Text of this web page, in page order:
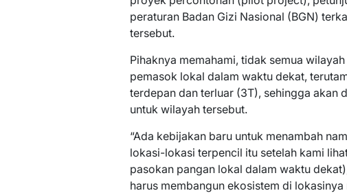
peraturan Badan Gizi Nasional (BGN)
tersebut.
Pihaknya memahami, tidak semua
pemasok lokal dalam waktu dekat,
terdepan dan terluar (3T), sehingga akan
untuk wilayah tersebut.
“Ada kebijakan baru untuk menambah
lokasi-lokasi terpencil itu setelah kami
pasokan pangan lokal dalam waktu
harus membangun ekosistem di